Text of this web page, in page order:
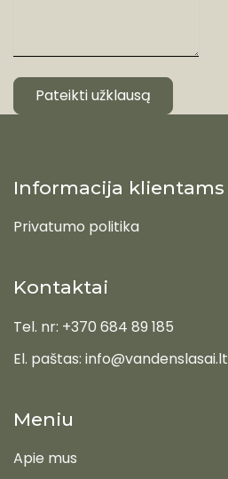
Pateikti užklausą
Meniu
Apie mus
Kontaktai
Tel. nr: +370 684 89 185
El. paštas: info@vandenslasai.lt
Informacija klientams
Privatumo politika